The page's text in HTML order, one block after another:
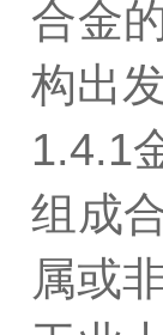
合金
构出
1.4.1
组成
属或